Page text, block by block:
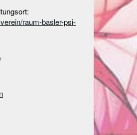
raum-basler-psi-